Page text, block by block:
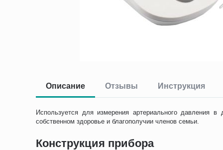
Описание Отзывы Инструкция
Используется для измерения артериального
собственном здоровье и благополучии членов семьи.
Конструкция прибора